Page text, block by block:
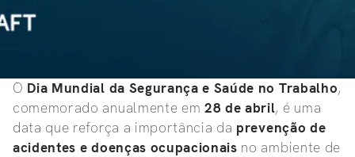
O Dia Mundial da Segurança e Saúde no Trabalho,
comemorado anualmente em 28 de abril, é uma
data que reforça a importância da prevenção de
acidentes e doenças ocupacionais no ambiente de